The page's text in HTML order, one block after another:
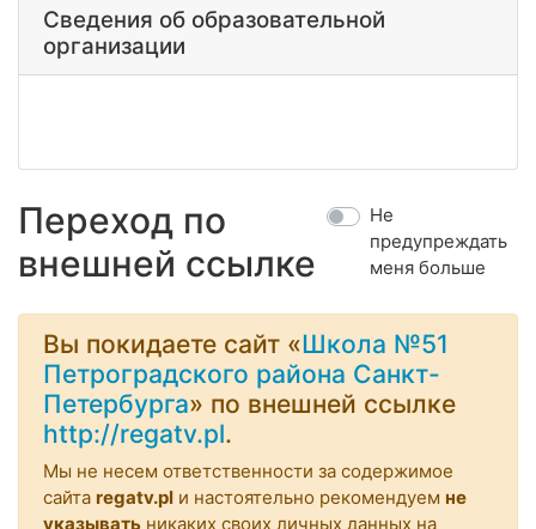
Сведения об образовательной
организации
Переход по
внешней ссылке
Не
предупреждать
меня больше
Вы покидаете сайт «Школа №51
Петроградского района Санкт-
Петербурга» по внешней ссылке
http://regatv.pl.
Мы не несем ответственности за содержимое
сайта regatv.pl и настоятельно рекомендуем не
указывать никаких своих личных данных на